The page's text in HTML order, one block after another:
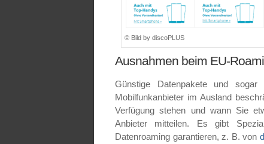
© Bild by discoPLUS
Ausnahmen beim EU-
Günstige Datenpakete und sogar
Mobilfunkanbieter im Ausland
Verfügung stehen und wann Sie
Anbieter mitteilen. Es gibt
Datenroaming garantieren, z. B. von